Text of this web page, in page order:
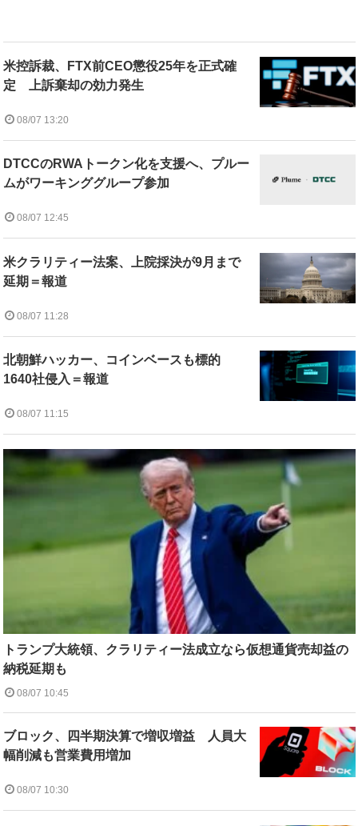
米控訴裁、FTX前CEO懲役25年を正式確
定 上訴棄却の効力発生
08/07 13:20
DTCCのRWAトークン化を支援へ、プルー
ムがワーキンググループ参加
08/07 12:45
米クラリティー法案、上院採決が9月まで
延期＝報道
08/07 11:28
北朝鮮ハッカー、コインベースも標的
1640社侵入＝報道
08/07 11:15
トランプ大統領、クラリティー法成立なら仮想通貨売却益の
納税延期も
08/07 10:45
ブロック、四半期決算で増収増益 人員大
幅削減も営業費用増加
08/07 10:30